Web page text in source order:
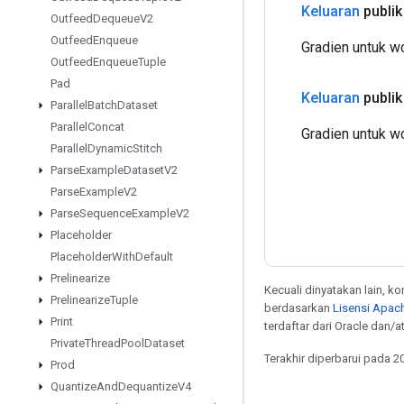
OutfeedDequeueV2
OutfeedEnqueue
OutfeedEnqueueTuple
Pad
Parallel BatchDataset
Parallel Concat
Parallel DynamicStitch
ParseExampleDatasetV2
ParseExampleV2
ParseSequenceExampleV2
Placeholder
PlaceholderWithDefault
Prelinearize
PrelinearizeTuple
Print
PrivateThreadPool Dataset
Prod
QuantizeAndDequantizeV4
Keluaran
Gradien untuk
Keluaran
Gradien untuk
Kecuali dinyatakan lain,
berdasarkan Lisensi
terdaftar dari Oracle dan/
Terakhir diperbarui pada